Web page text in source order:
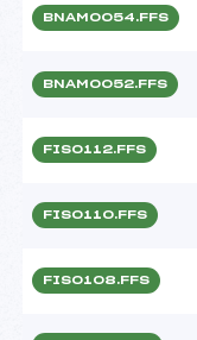
BNAM0054.FFS
BNAM0052.FFS
FIS0112.FFS
FIS0110.FFS
FIS0108.FFS